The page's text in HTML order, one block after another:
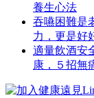
養生心法
吞嚥困難是
力，更是好
適量飲酒安
康，５招無